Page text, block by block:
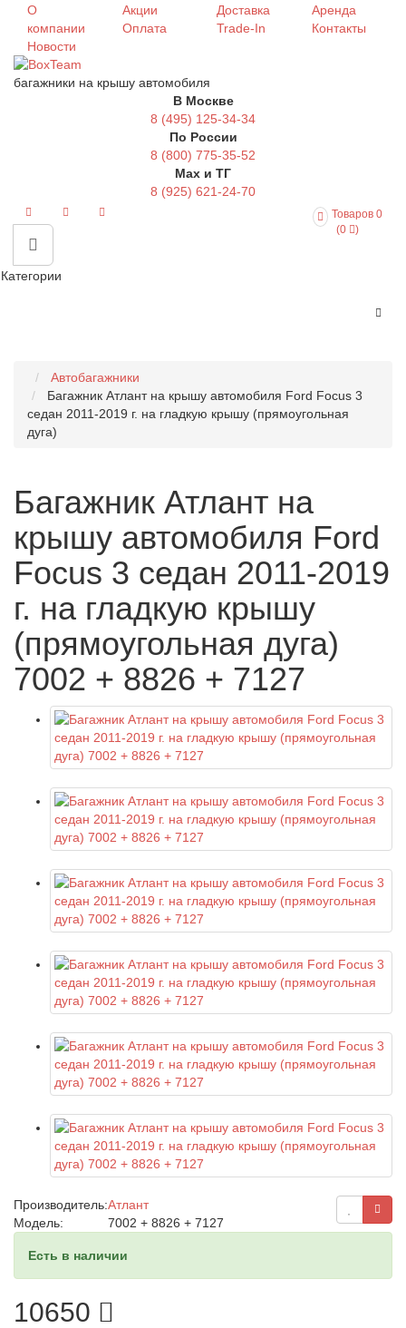
О
компании
Новости
Акции
Оплата
Доставка
Trade-In
Аренда
Контакты
багажники на крышу автомобиля
В Москве
8 (495) 125-34-34
По России
8 (800) 775-35-52
Max и ТГ
8 (925) 621-24-70
Товаров 0
(0
)
Категории
Автобагажники
Багажник Атлант на крышу автомобиля Ford Focus 3
седан 2011-2019 г. на гладкую крышу (прямоугольная
дуга)
Багажник Атлант на
крышу автомобиля Ford
Focus 3 седан 2011-2019
г. на гладкую крышу
(прямоугольная дуга)
7002 + 8826 + 7127
Производитель:Атлант
Модель:
7002 + 8826 + 7127
Есть в наличии
10650